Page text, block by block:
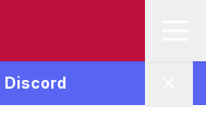
Discord